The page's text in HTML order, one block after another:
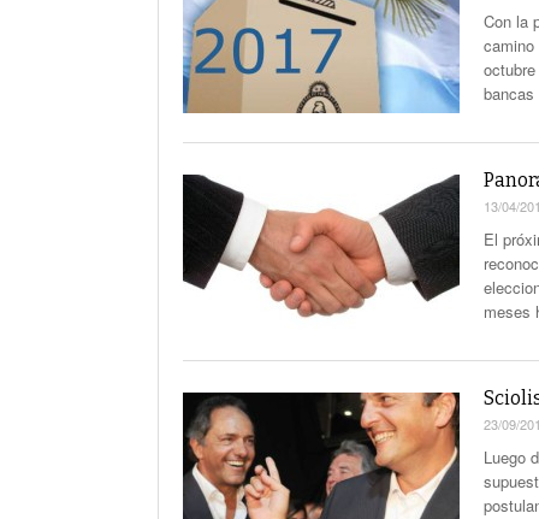
Con la
camino
13/04/
El
meses
23/09/
Luego